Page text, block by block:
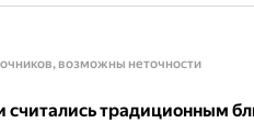
возможны неточности
считались традиционным